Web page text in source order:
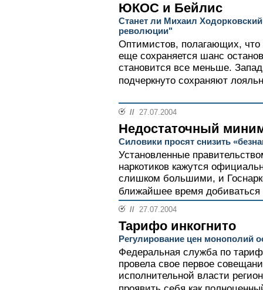
ЮКОС и Бейлис
Станет ли Михаил
революции"
Оптимистов, полагающих,
еще сохраняется шанс
становится все меньше.
подчеркнуто сохраняют
// 27.07.2004
Недостаточный
Силовики просят снизить
Установленные
наркотиков кажутся
слишком большими, и
ближайшее время добиваться
// 27.07.2004
Тарифо инкогнито
Регулирование цен монополий
Федеральная служба по
провела свое первое
исполнительной власти